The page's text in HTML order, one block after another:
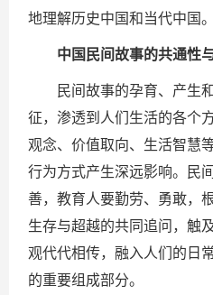
地理解历史中国和当代中国。
中国民间故事的共通性
民间故事的孕育、产生
征，渗透到人们生活的各个
观念、价值取向、生活智慧
行为方式产生深远影响。民
善，教育人要勤劳、勇敢，
生存与超越的共同追问，触
观代代相传，融入人们的日
的重要组成部分。